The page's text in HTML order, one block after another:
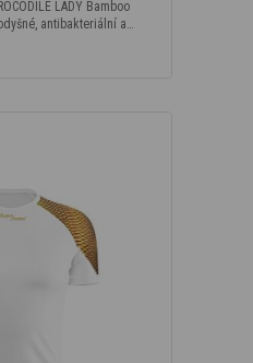
LADY Bamboo
antibakteriální a…